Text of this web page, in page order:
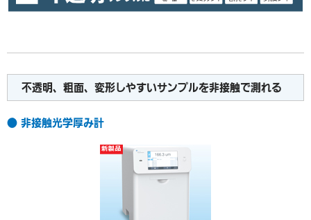
不透明、粗面、変形しやすいサンプルを非接触で測れる
● 非接触光学厚み計